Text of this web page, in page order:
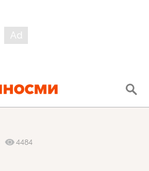
4484